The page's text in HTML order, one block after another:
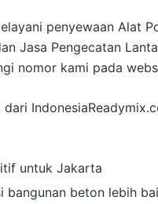
penyewaan Alat
Jasa Pengecatan
nomor kami pada
untuk Jakarta
bangunan beton lebih